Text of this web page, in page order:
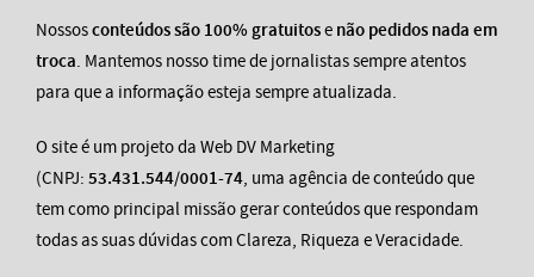
Nossosconteúdos são 100% gratuitose não pedidos nada em
troca. Mantemos nosso time de jornalistas sempre atentos
para que a informação esteja sempre atualizada.
O site é um projeto da Web DV Marketing
(CNPJ: 53.431.544/0001-74, uma agência de conteúdo que
tem como principal missão gerar conteúdos que respondam
todas as suas dúvidas com Clareza, Riqueza e Veracidade.